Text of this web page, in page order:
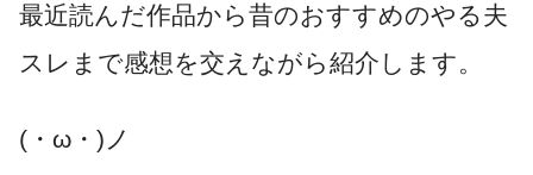
最近読んだ作品から昔のおすすめのやる夫
スレまで感想を交えながら紹介します。
(・ω・)ノ